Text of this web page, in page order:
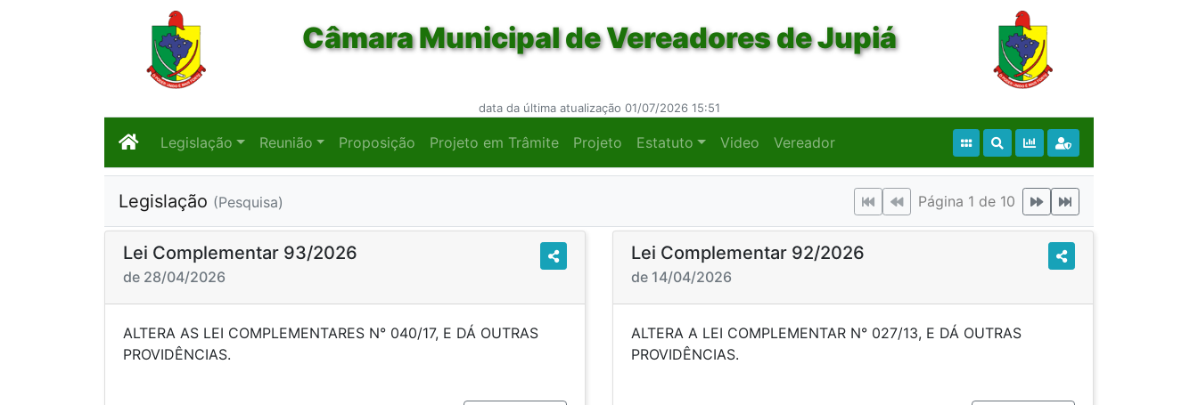
Câmara Municipal de Vereadores de Jupiá
data da última atualização 01/07/2026 15:51
Legislação Reunião Proposição Projeto em Trâmite Projeto Estatuto Video Vereador
Legislação (Pesquisa) Página 1 de 10
Lei Complementar 93/2026
de 28/04/2026
ALTERA AS LEI COMPLEMENTARES N° 040/17, E DÁ OUTRAS
PROVIDÊNCIAS.
Lei Complementar 92/2026
de 14/04/2026
ALTERA A LEI COMPLEMENTAR N° 027/13, E DÁ OUTRAS
PROVIDÊNCIAS.